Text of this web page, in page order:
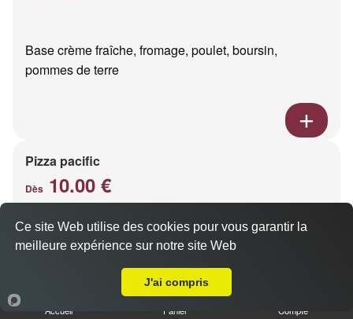
Base crème fraîche, fromage, poulet, boursin,
pommes de terre
Pizza pacific
Dès 10.00 €
Base crème fraîche, fromage, saumon fumé
Accueil Panier Compte
Ce site Web utilise des cookies pour vous garantir la
meilleure expérience sur notre site Web
J'ai compris